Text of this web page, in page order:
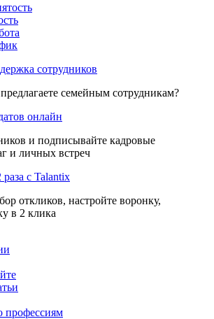
сотрудников
семейным сотрудникам?
онлайн
и подписывайте кадровые
и личных встреч
раза с Talantix
откликов, настройте воронку,
в 2 клика
профессиям